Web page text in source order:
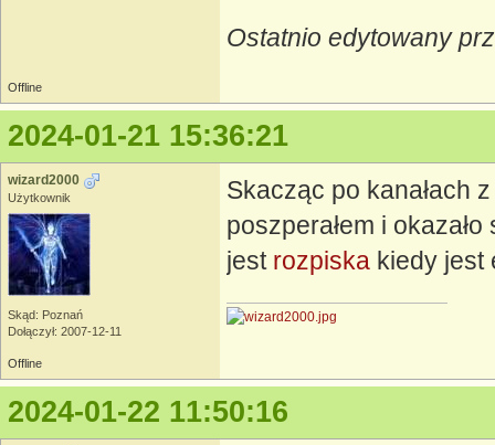
Ostatnio edytowany
Offline
2024-01-21 15:36:21
wizard2000
Użytkownik
Skąd: Poznań
Dołączył: 2007-12-11
Skacząc po kanałach
poszperałem i
jest rozpiska kiedy jest
Offline
2024-01-22 11:50:16